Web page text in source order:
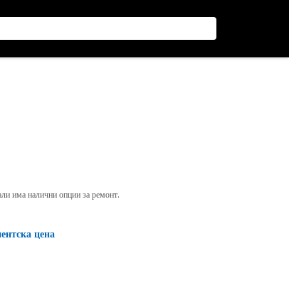
има налични опции за ремонт.
цена